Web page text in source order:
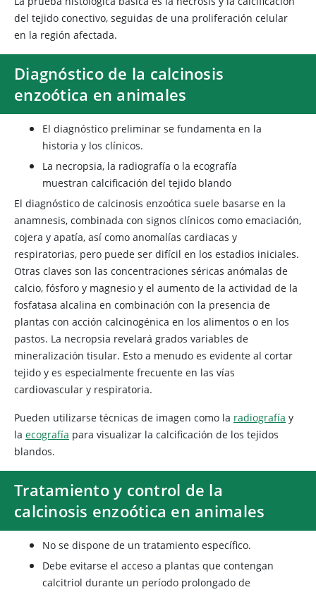
del tejido conectivo, seguidas de una proliferación celular
en la región afectada.
Diagnóstico de la calcinosis
enzoótica en animales
El diagnóstico preliminar se fundamenta en la
historia y los clínicos.
La necropsia, la radiografía o la ecografía
muestran calcificación del tejido blando
El diagnóstico de calcinosis enzoótica suele basarse en la
anamnesis, combinada con signos clínicos como emaciación,
cojera y apatía, así como anomalías cardiacas y
respiratorias, pero puede ser difícil en los estadios iniciales.
Otras claves son las concentraciones séricas anómalas de
calcio, fósforo y magnesio y el aumento de la actividad de la
fosfatasa alcalina en combinación con la presencia de
plantas con acción calcinogénica en los alimentos o en los
pastos. La necropsia revelará grados variables de
mineralización tisular. Esto a menudo es evidente al cortar
tejido y es especialmente frecuente en las vías
cardiovascular y respiratoria.
Pueden utilizarse técnicas de imagen como la radiografía y
la ecografía para visualizar la calcificación de los tejidos
blandos.
Tratamiento y control de la
calcinosis enzoótica en animales
No se dispone de un tratamiento específico.
Debe evitarse el acceso a plantas que contengan
calcitriol durante un período prolongado de